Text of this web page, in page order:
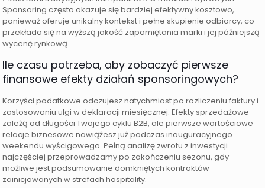
Sponsoring często okazuje się bardziej efektywny kosztowo,
ponieważ oferuje unikalny kontekst i pełne skupienie odbiorcy, co
przekłada się na wyższą jakość zapamiętania marki i jej późniejszą
wycenę rynkową.
Ile czasu potrzeba, aby zobaczyć pierwsze
finansowe efekty działań sponsoringowych?
Korzyści podatkowe odczujesz natychmiast po rozliczeniu faktury i
zastosowaniu ulgi w deklaracji miesięcznej. Efekty sprzedażowe
zależą od długości Twojego cyklu B2B, ale pierwsze wartościowe
relacje biznesowe nawiążesz już podczas inauguracyjnego
weekendu wyścigowego. Pełną analizę zwrotu z inwestycji
najczęściej przeprowadzamy po zakończeniu sezonu, gdy
możliwe jest podsumowanie domkniętych kontraktów
zainicjowanych w strefach hospitality.